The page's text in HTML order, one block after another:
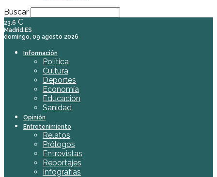
Buscar
23.6 C
Madrid,ES
domingo, 09 agosto 2026
Información
Política
Cultura
Deportes
Economía
Educación
Sanidad
Opinión
Entretenimiento
Relatos
Prólogos
Entrevistas
Reportajes
Infografías